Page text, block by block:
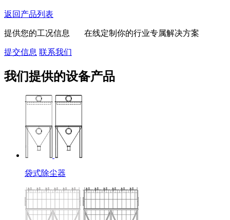
返回产品列表
提供您的工况信息 在线定制你的行业专属解决方案
提交信息 联系我们
我们提供的设备产品
袋式除尘器